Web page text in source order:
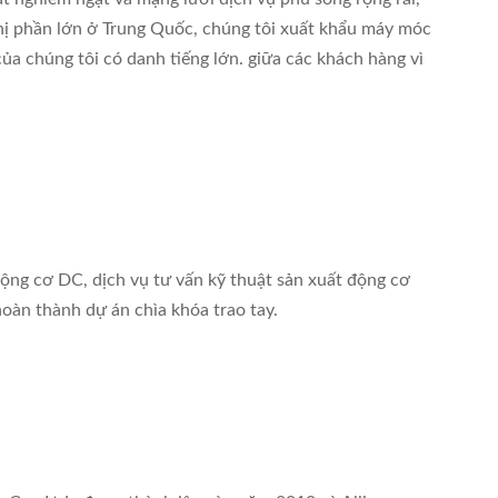
phần lớn ở Trung Quốc, chúng tôi xuất khẩu máy móc
chúng tôi có danh tiếng lớn. giữa các khách hàng vì
cơ DC, dịch vụ tư vấn kỹ thuật sản xuất động cơ
thành dự án chìa khóa trao tay.